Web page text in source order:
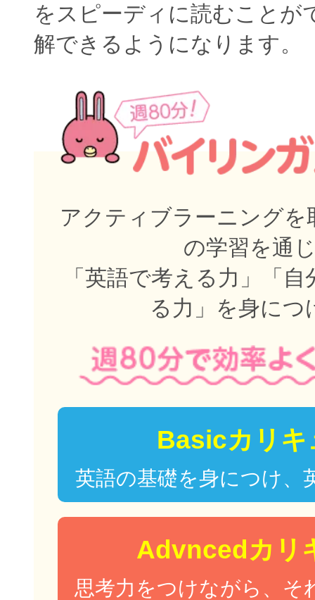
をスピーディに読むことが
解できるようになります。
アクティブラーニングを
の学習を通
「英語で考える力」「
る力」を身につ
Basicカリキ
英語の基礎を身につけ、
Advncedカリ
思考力をつけながら、そ